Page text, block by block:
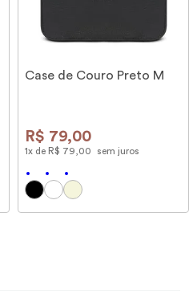
Case de Couro Preto M
R$ 79,00
1x de R$ 79 00 sem juros